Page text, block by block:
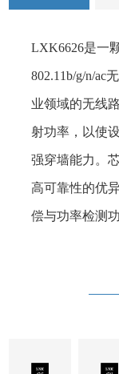
LXK6626是一
802.11b/g/n/ac
业领域的无线
射功率，以使
强穿墙能力。
高可靠性的优
偿与功率检测功